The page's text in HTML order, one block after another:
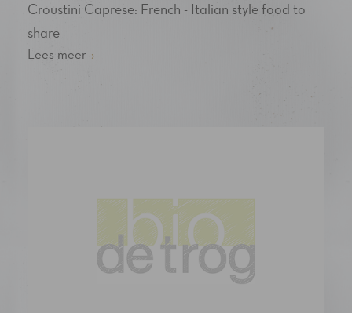
Croustini Caprese: French - Italian style food to
share
›
Lees meer